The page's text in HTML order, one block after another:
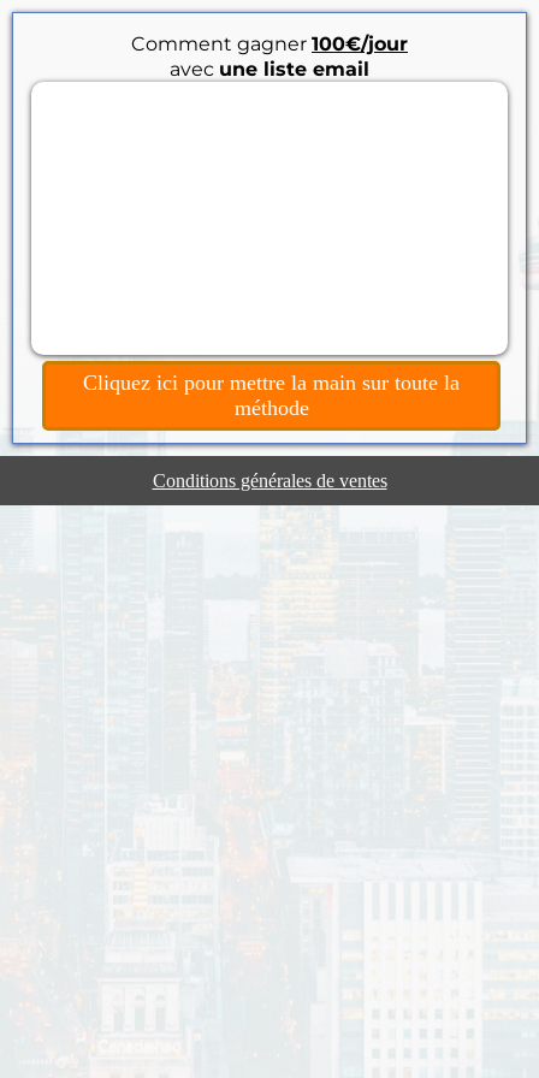
Comment gagner 100€/jour
avec une liste email
Cliquez ici pour mettre la main sur toute la
méthode
Conditions générales de ventes